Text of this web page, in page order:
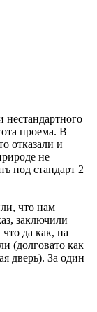
проема. В
отказали и
не
под стандарт 2
что нам
заключили
да как, на
(долговато как
дверь). За один